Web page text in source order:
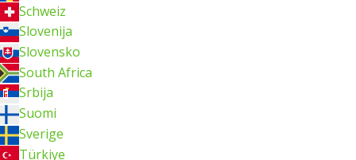
Schweiz
Slovenija
Slovensko
South Africa
Srbija
Suomi
Sverige
Türkiye